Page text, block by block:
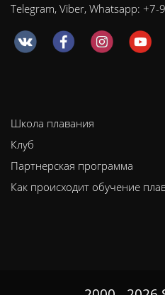
Telegram, Viber, Whatsapp:
Школа плавания
Клуб
Партнерская программа
Как происходит обучение